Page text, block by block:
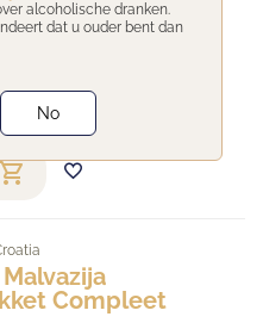
Compleet
alcoholische dranken.
dat u ouder bent dan
No